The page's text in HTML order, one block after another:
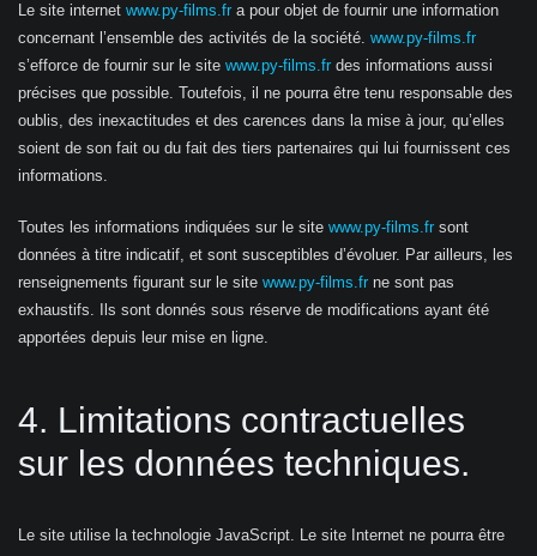
Le site internet www.py-films.fr a pour objet de fournir une information
concernant l’ensemble des activités de la société. www.py-films.fr
s’efforce de fournir sur le site www.py-films.fr des informations aussi
précises que possible. Toutefois, il ne pourra être tenu responsable des
oublis, des inexactitudes et des carences dans la mise à jour, qu’elles
soient de son fait ou du fait des tiers partenaires qui lui fournissent ces
informations.
Toutes les informations indiquées sur le site www.py-films.fr sont
données à titre indicatif, et sont susceptibles d’évoluer. Par ailleurs, les
renseignements figurant sur le site www.py-films.fr ne sont pas
exhaustifs. Ils sont donnés sous réserve de modifications ayant été
apportées depuis leur mise en ligne.
4. Limitations contractuelles
sur les données techniques.
Le site utilise la technologie JavaScript. Le site Internet ne pourra être